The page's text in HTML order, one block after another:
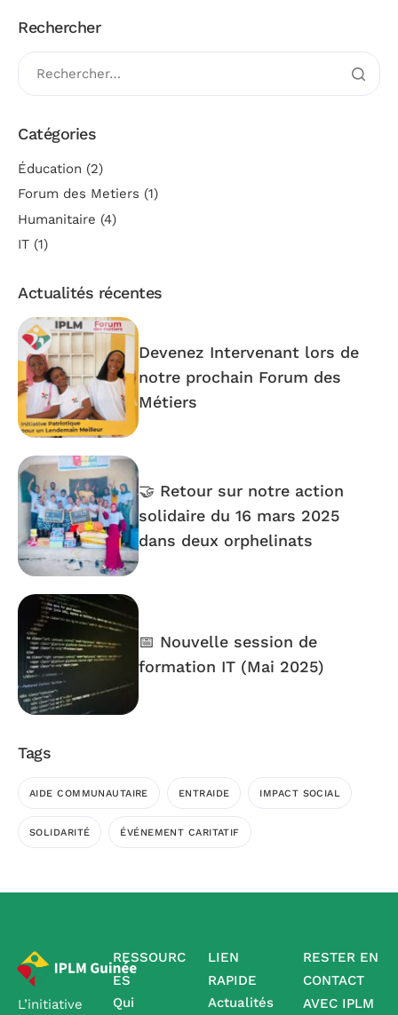
Rechercher
Catégories
Éducation (2)
Forum des Metiers (1)
Humanitaire (4)
IT (1)
Actualités récentes
Devenez Intervenant lors de
notre prochain Forum des
Métiers
🤝 Retour sur notre action
solidaire du 16 mars 2025
dans deux orphelinats
📅 Nouvelle session de
formation IT (Mai 2025)
Tags
AIDE COMMUNAUTAIRE ENTRAIDE IMPACT SOCIAL
SOLIDARITÉ ÉVÉNEMENT CARITATIF
L’initiative
RESSOURC
ES
Qui
LIEN
RAPIDE
Actualités
RESTER EN
CONTACT
AVEC IPLM